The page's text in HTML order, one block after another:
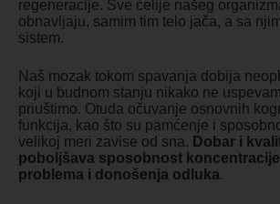
regeneracije. Sve ćelije našeg
obnavljaju, samim tim telo jača, a sa
sistem.
Naš mozak tokom spavanja dobija
koji u budnom stanju nikako ne
priuštimo. Otuda očuvanje osnovnih
funkcija, kao što su pamćenje i
velikoj meri zavise od sna. Dobar i
poboljšava sposobnost
problema i donošenja odluka.